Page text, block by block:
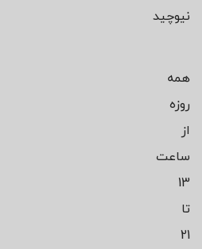
نیوچید
همه
روزه
از
ساعت
13
تا
21